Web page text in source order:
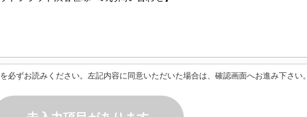
を必ずお読みください。左記内容に同意いただいた場合は、確認画面へお進み下さい。